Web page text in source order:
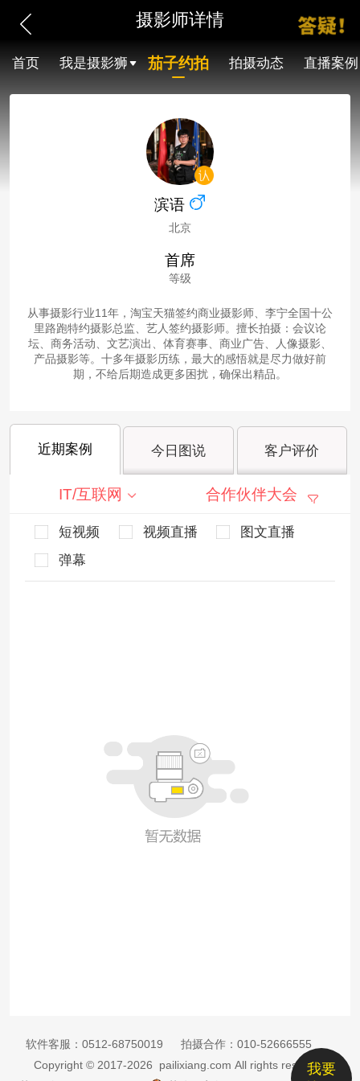
摄影师详情
首页 我是摄影狮 茄子约拍 拍摄动态 直播案例
滨语
北京
首席
等级
从事摄影行业11年，淘宝天猫签约商业摄影师、李宁全国十公
里路跑特约摄影总监、艺人签约摄影师。擅长拍摄：会议论
坛、商务活动、文艺演出、体育赛事、商业广告、人像摄影、
产品摄影等。十多年摄影历练，最大的感悟就是尽力做好前
期，不给后期造成更多困扰，确保出精品。
近期案例 今日图说 客户评价
IT/互联网 合作伙伴大会
短视频 视频直播
图文直播
弹幕
我要
软件客服： 0512-68750019 拍摄合作： 010-52666555
Copyright © 2017-2026 pailixiang.com All rights reserved